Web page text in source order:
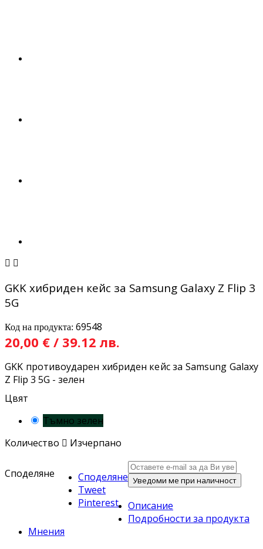
 
GKK хибриден кейс за Samsung Galaxy Z Flip 3
5G
Код на продукта: 69548
20,00 € / 39.12 лв.
GKK противоударен хибриден кейс за Samsung Galaxy
Z Flip 3 5G - зелен
Цвят
Тъмно зелен
Количество  Изчерпано
Споделяне
Споделяне
Tweet
Pinterest
Уведоми ме при наличност
Описание
Подробности за продукта
Мнения